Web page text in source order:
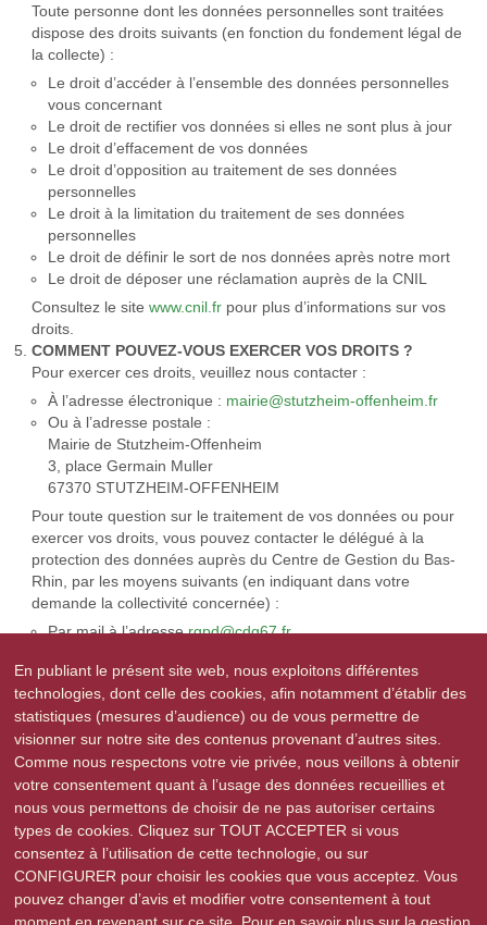
Toute personne dont les données personnelles sont traitées
dispose des droits suivants (en fonction du fondement légal de
la collecte) :
Le droit d’accéder à l’ensemble des données personnelles
vous concernant
Le droit de rectifier vos données si elles ne sont plus à jour
Le droit d’effacement de vos données
Le droit d’opposition au traitement de ses données
personnelles
Le droit à la limitation du traitement de ses données
personnelles
Le droit de définir le sort de nos données après notre mort
Le droit de déposer une réclamation auprès de la CNIL
Consultez le site www.cnil.frpour plus d’informations sur vos
droits.
COMMENT POUVEZ-VOUS EXERCER VOS DROITS ?
Pour exercer ces droits, veuillez nous contacter :
À l’adresse électronique : mairie@stutzheim-offenheim.fr
Ou à l’adresse postale :
Mairie de Stutzheim-Offenheim
3, place Germain Muller
67370 STUTZHEIM-OFFENHEIM
Pour toute question sur le traitement de vos données ou pour
exercer vos droits, vous pouvez contacter le délégué à la
protection des données auprès du Centre de Gestion du Bas-
Rhin, par les moyens suivants (en indiquant dans votre
demande la collectivité concernée) :
Par mail à l’adressergpd@cdg67.fr
Centre de gestion de la fonction publique territoriale du Bas-
Rhin,
A l’attention du DPD,
12 avenue Schuman,
CS 70071
67382 LINGOLSHEIM CEDEX
Précédent
En publiant le présent site web, nous exploitons différentes
technologies, dont celle des cookies, afin notamment d’établir des
statistiques (mesures d’audience) ou de vous permettre de
visionner sur notre site des contenus provenant d’autres sites.
Comme nous respectons votre vie privée, nous veillons à obtenir
votre consentement quant à l’usage des données recueillies et
nous vous permettons de choisir de ne pas autoriser certains
types de cookies. Cliquez sur TOUT ACCEPTER si vous
consentez à l’utilisation de cette technologie, ou sur
CONFIGURER pour choisir les cookies que vous acceptez. Vous
pouvez changer d’avis et modifier votre consentement à tout